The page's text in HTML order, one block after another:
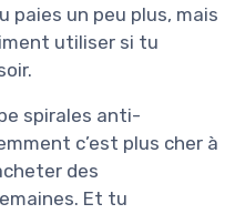
paies un peu plus, mais
utiliser si tu
spirales anti-
c’est plus cher à
des
Et tu